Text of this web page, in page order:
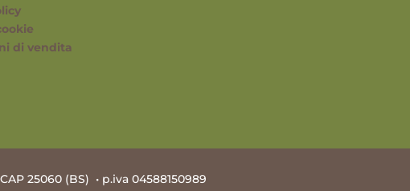
di vendita
25060 (BS) • p.iva 04588150989